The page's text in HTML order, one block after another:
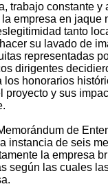
trabajo constante
empresa en
tanto
su lavado de
representadas
dirigentes
honorarios
y sus
de
instancia de seis
la empresa
según las cuales